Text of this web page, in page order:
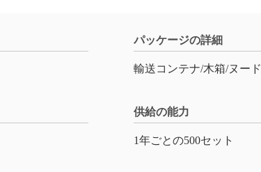
パッケージの詳細
輸送コンテナ/木箱/ヌード
供給の能力
1年ごとの500セット